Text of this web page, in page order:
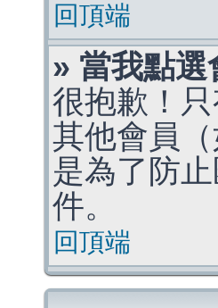
回頂端
» 當我點
很抱歉！
其他會員
是為了防
件。
回頂端